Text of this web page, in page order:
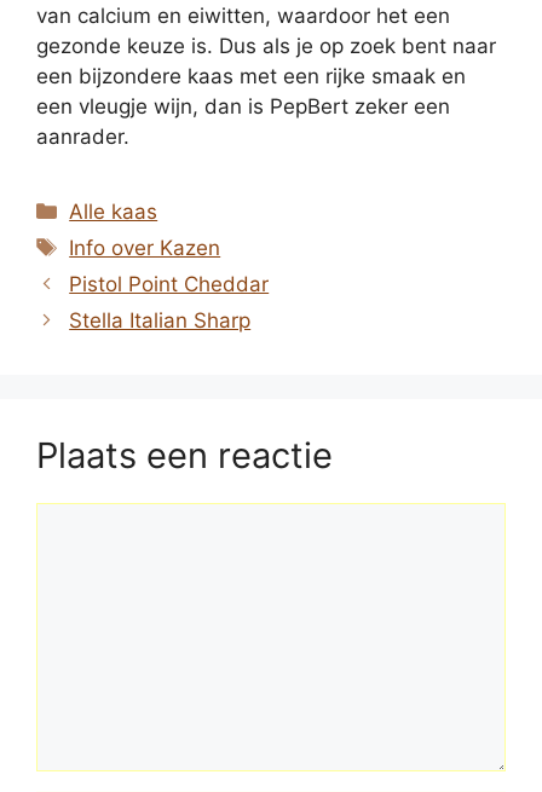
van calcium en eiwitten, waardoor het een
gezonde keuze is. Dus als je op zoek bent naar
een bijzondere kaas met een rijke smaak en
een vleugje wijn, dan is PepBert zeker een
aanrader.
Categorieën
Alle kaas
Tags
Info over Kazen
Pistol Point Cheddar
Stella Italian Sharp
Plaats een reactie